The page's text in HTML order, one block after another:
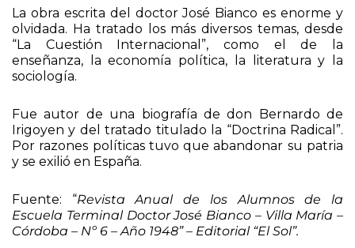
La obra escrita del doctor José Bianco es enorme y
olvidada. Ha tratado los más diversos temas, desde
“La Cuestión Internacional”, como el de la
enseñanza, la economía política, la literatura y la
Fue autor de una biografía de don Bernardo de
Irigoyen y del tratado titulado la “Doctrina Radical”.
Por razones políticas tuvo que abandonar su patria
Fuente: “Revista Anual de los Alumnos de la
Escuela Terminal Doctor José Bianco – Villa María –